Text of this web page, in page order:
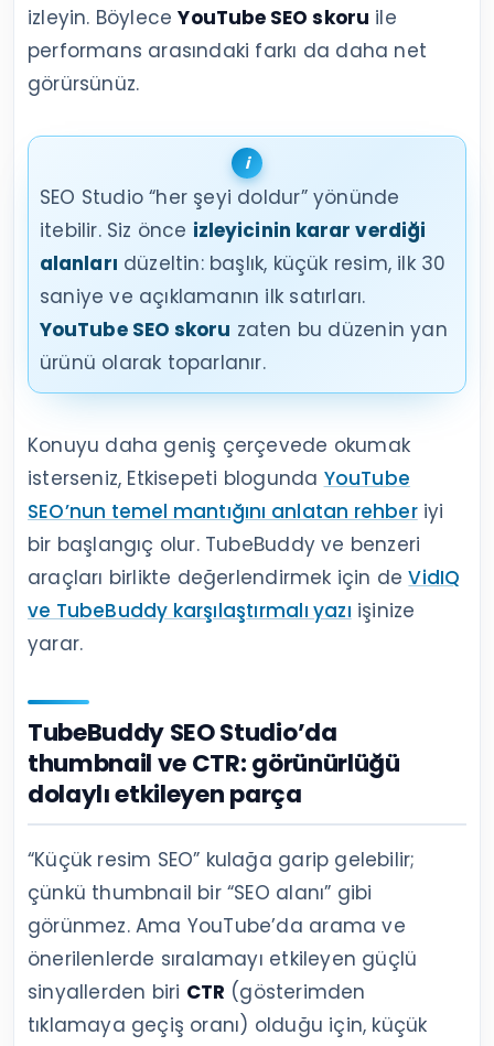
izleyin. BöyleceYouTube SEO skoru ile
performans arasındaki farkı da daha net
görürsünüz.
SEO Studio “her şeyi doldur” yönünde
itebilir. Siz önce izleyicinin karar verdiği
alanları düzeltin: başlık, küçük resim, ilk 30
saniye ve açıklamanın ilk satırları.
YouTube SEO skoru zaten bu düzenin yan
ürünü olarak toparlanır.
Konuyu daha geniş çerçevede okumak
isterseniz, Etkisepeti blogunda YouTube
SEO’nun temel mantığını anlatan rehberiyi
bir başlangıç olur. TubeBuddy ve benzeri
araçları birlikte değerlendirmek için deVidIQ
ve TubeBuddy karşılaştırmalı yazı işinize
yarar.
TubeBuddy SEO Studio’da
thumbnail ve CTR: görünürlüğü
dolaylı etkileyen parça
“Küçük resim SEO” kulağa garip gelebilir;
çünkü thumbnail bir “SEO alanı” gibi
görünmez. Ama YouTube’da arama ve
önerilenlerde sıralamayı etkileyen güçlü
sinyallerden biri CTR (gösterimden
tıklamaya geçiş oranı) olduğu için, küçük